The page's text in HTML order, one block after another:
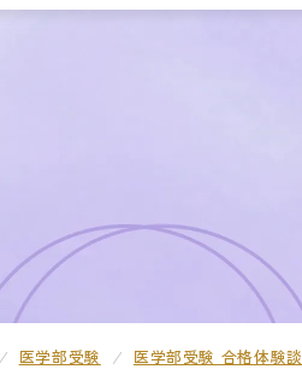
医学部受験 医学部受験 合格体験談